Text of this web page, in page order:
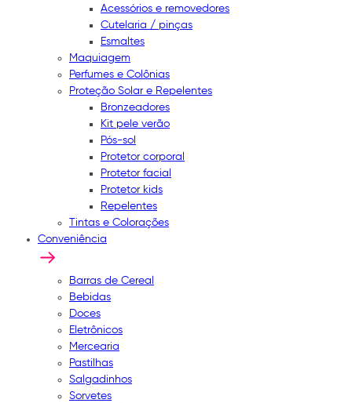
Acessórios e removedores
Cutelaria / pinças
Esmaltes
Maquiagem
Perfumes e Colônias
Proteção Solar e Repelentes
Bronzeadores
Kit pele verão
Pós-sol
Protetor corporal
Protetor facial
Protetor kids
Repelentes
Tintas e Colorações
Conveniência
Barras de Cereal
Bebidas
Doces
Eletrônicos
Mercearia
Pastilhas
Salgadinhos
Sorvetes